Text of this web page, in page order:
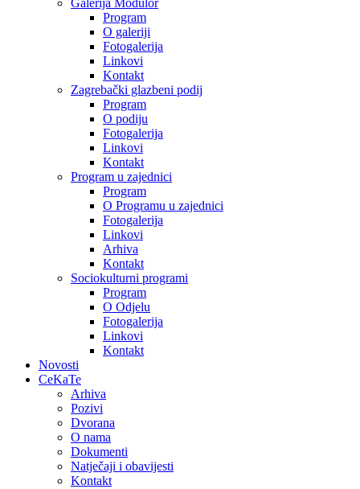
Galerija Modulor
Program
O galeriji
Fotogalerija
Linkovi
Kontakt
Zagrebački glazbeni podij
Program
O podiju
Fotogalerija
Linkovi
Kontakt
Program u zajednici
Program
O Programu u zajednici
Fotogalerija
Linkovi
Arhiva
Kontakt
Sociokulturni programi
Program
O Odjelu
Fotogalerija
Linkovi
Kontakt
Novosti
CeKaTe
Arhiva
Pozivi
Dvorana
O nama
Dokumenti
Natječaji i obavijesti
Kontakt